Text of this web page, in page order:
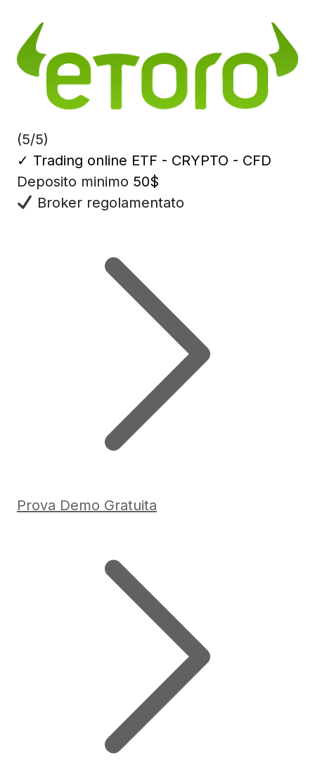
(5/5)
✓ Trading online ETF - CRYPTO - CFD
Deposito minimo 50$
Broker regolamentato
Prova Demo Gratuita